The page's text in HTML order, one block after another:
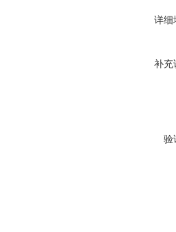
详细
补充
验